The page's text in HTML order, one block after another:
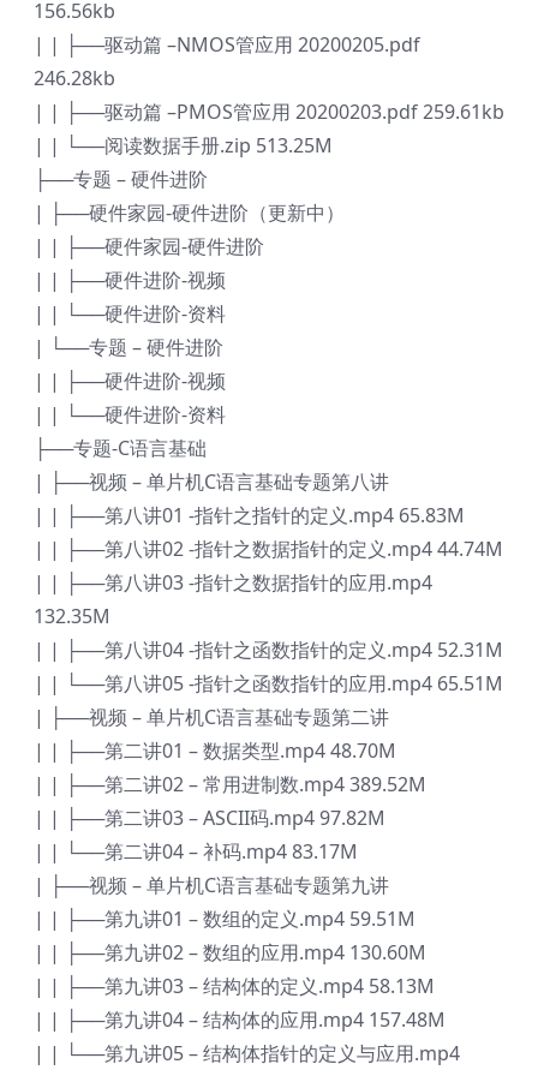
156.56kb
| | ├──驱动篇 –NMOS管应用 20200205.pdf
246.28kb
| | ├──驱动篇 –PMOS管应用 20200203.pdf 259.61kb
| | └──阅读数据手册.zip 513.25M
├──专题 – 硬件进阶
| ├──硬件家园-硬件进阶（更新中）
| | ├──硬件家园-硬件进阶
| | ├──硬件进阶-视频
| | └──硬件进阶-资料
| └──专题 – 硬件进阶
| | ├──硬件进阶-视频
| | └──硬件进阶-资料
├──专题-C语言基础
| ├──视频 – 单片机C语言基础专题第八讲
| | ├──第八讲01 -指针之指针的定义.mp4 65.83M
| | ├──第八讲02 -指针之数据指针的定义.mp4 44.74M
| | ├──第八讲03 -指针之数据指针的应用.mp4
132.35M
| | ├──第八讲04 -指针之函数指针的定义.mp4 52.31M
| | └──第八讲05 -指针之函数指针的应用.mp4 65.51M
| ├──视频 – 单片机C语言基础专题第二讲
| | ├──第二讲01 – 数据类型.mp4 48.70M
| | ├──第二讲02 – 常用进制数.mp4 389.52M
| | ├──第二讲03 – ASCII码.mp4 97.82M
| | └──第二讲04 – 补码.mp4 83.17M
| ├──视频 – 单片机C语言基础专题第九讲
| | ├──第九讲01 – 数组的定义.mp4 59.51M
| | ├──第九讲02 – 数组的应用.mp4 130.60M
| | ├──第九讲03 – 结构体的定义.mp4 58.13M
| | ├──第九讲04 – 结构体的应用.mp4 157.48M
| | └──第九讲05 – 结构体指针的定义与应用.mp4